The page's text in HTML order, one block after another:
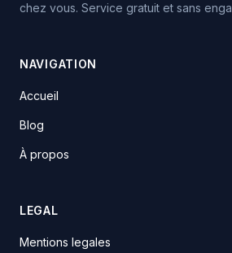
chez vous. Service gratuit et sans
NAVIGATION
Accueil
Blog
À propos
LEGAL
Mentions legales